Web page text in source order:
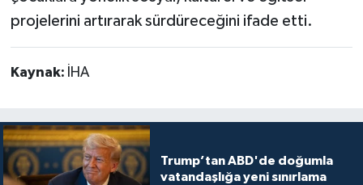
projelerini artırarak sürdüreceğini ifade etti.
Kaynak: İHA
Trump’tan ABD'de doğumla
vatandaşlığa yeni sınırlama